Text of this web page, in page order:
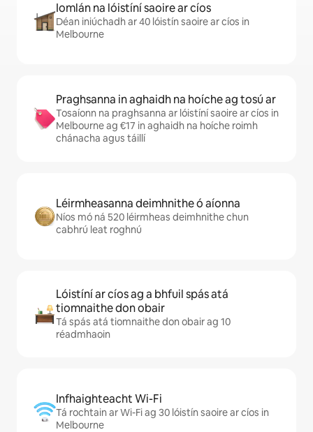
Iomlán na lóistíní saoire ar cíos
Déan iniúchadh ar 40 lóistín saoire ar cíos in
Melbourne
Praghsanna in aghaidh na hoíche ag tosú ar
Tosaíonn na praghsanna ar lóistíní saoire ar cíos in
Melbourne ag €17 in aghaidh na hoíche roimh
chánacha agus táillí
Léirmheasanna deimhnithe ó aíonna
Níos mó ná 520 léirmheas deimhnithe chun
cabhrú leat roghnú
Lóistíní ar cíos ag a bhfuil spás atá
tiomnaithe don obair
Tá spás atá tiomnaithe don obair ag 10
réadmhaoin
Infhaighteacht Wi-Fi
Tá rochtain ar Wi-Fi ag 30 lóistín saoire ar cíos in
Melbourne